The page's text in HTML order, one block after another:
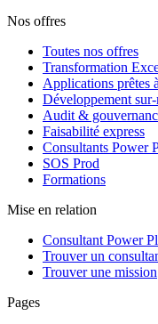
Nos offres
Toutes nos offres
Transformation
Applications prêtes
Développement sur-
Audit &
Faisabilité express
Consultants Power
SOS Prod
Formations
Mise en relation
Consultant Power
Trouver un
Trouver une mission
Pages